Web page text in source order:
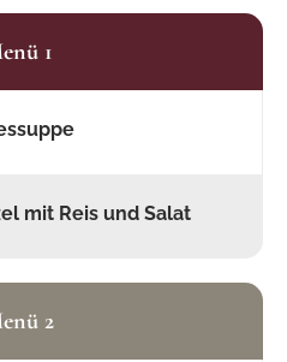
1
mit Reis und Salat
2